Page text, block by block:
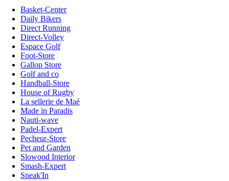
Basket-Center
Daily Bikers
Direct Running
Direct-Volley
Espace Golf
Foot-Store
Gallop Store
Golf and co
Handball-Store
House of Rugby
La sellerie de Maé
Made in Paradis
Nauti-wave
Padel-Expert
Pecheur-Store
Pet and Garden
Slowood Interior
Smash-Expert
Sneak'In